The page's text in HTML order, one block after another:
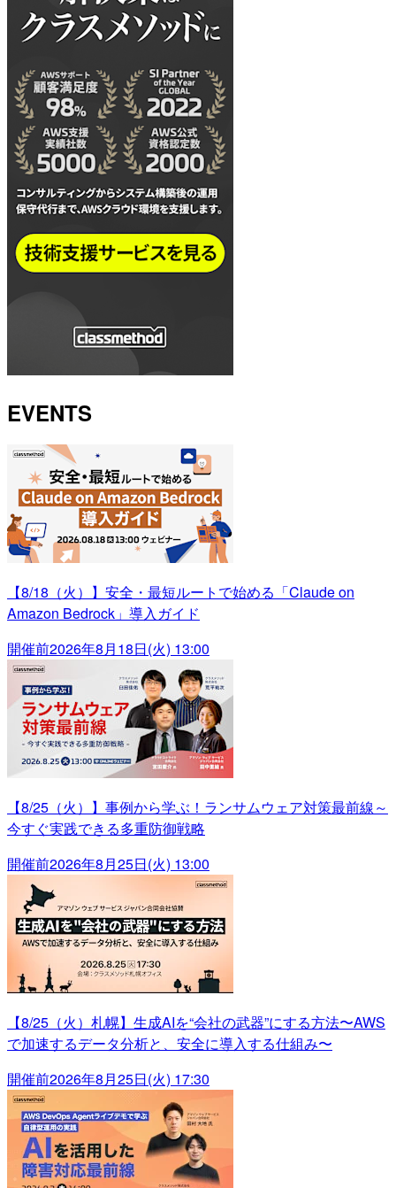
EVENTS
【8/18（火）】安全・最短ルートで始める「Claude on
Amazon Bedrock」導入ガイド
開催前2026年8月18日(火) 13:00
【8/25（火）】事例から学ぶ！ランサムウェア対策最前線～
今すぐ実践できる多重防御戦略
開催前2026年8月25日(火) 13:00
【8/25（火）札幌】生成AIを“会社の武器”にする方法〜AWS
で加速するデータ分析と、安全に導入する仕組み〜
開催前2026年8月25日(火) 17:30